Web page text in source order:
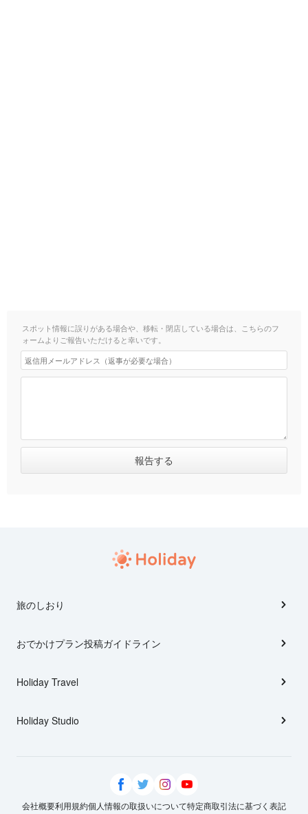
スポット情報に誤りがある場合や、移転・閉店している場合は、こちらのフ
ォームよりご報告いただけると幸いです。
旅のしおり
おでかけプラン投稿ガイドライン
Holiday Travel
Holiday Studio
会社概要利用規約個人情報の取扱いについて特定商取引法に基づく表記